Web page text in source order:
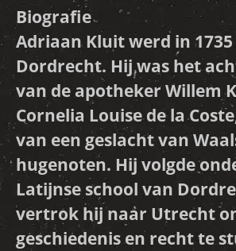
Biografie
Adriaan Kluit werd in
Dordrecht. Hij was het
van de apotheker Willem
Cornelia Louise de la
van een geslacht van
hugenoten. Hij volgde
Latijnse school van
vertrok hij naar Utrecht
geschiedenis en recht te